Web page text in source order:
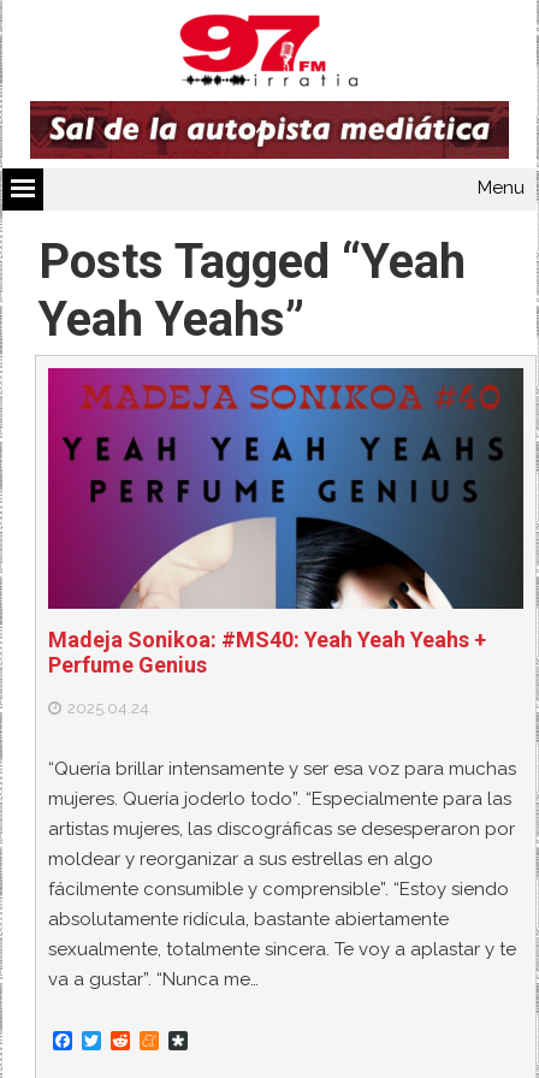
Menu
Posts Tagged “Yeah
Yeah Yeahs”
Madeja Sonikoa: #MS40: Yeah Yeah Yeahs +
Perfume Genius
2025.04.24
“Quería brillar intensamente y ser esa voz para muchas
mujeres. Quería joderlo todo”. “Especialmente para las
artistas mujeres, las discográficas se desesperaron por
moldear y reorganizar a sus estrellas en algo
fácilmente consumible y comprensible”. “Estoy siendo
absolutamente ridícula, bastante abiertamente
sexualmente, totalmente sincera. Te voy a aplastar y te
va a gustar”. “Nunca me…
F
T
R
M